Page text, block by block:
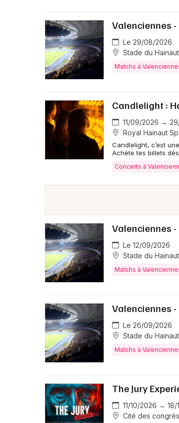
Valenciennes
Le 29/08/2026
Stade du
Matchs à
Candlelight :
11/09/2026 →
Royal Hainaut
Candlelight, c’est
Achète tes billets
Concerts à
Valenciennes
Le 12/09/2026
Stade du
Matchs à
Valenciennes
Le 26/09/2026
Stade du
Matchs à
The Jury
11/10/2026 → 18/
Cité des